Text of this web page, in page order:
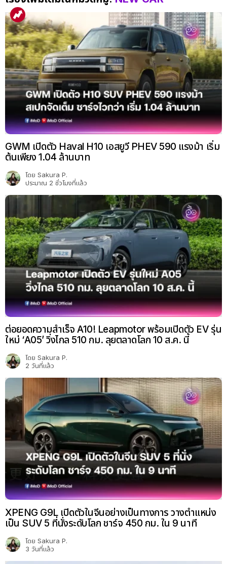
GWM เปิดตัว Haval H10 เอสยูวี PHEV 590 แรงม้า เริ่ม
ต้นเพียง 1.04 ล้านบาท
โดย Sakura P.
ประมาณ 2 ชั่วโมงที่แล้ว
ต่อยอดความสำเร็จ A10! Leapmotor พร้อมเปิดตัว EV รุ่น
ใหม่ ‘A05’ วิ่งไกล 510 กม. ลุยตลาดโลก 10 ส.ค. นี้
โดย Sakura P.
2 วันที่แล้ว
XPENG G9L เปิดตัวในจีนอย่างเป็นทางการ วางตำแหน่ง
เป็น SUV 5 ที่นั่งระดับโลก ชาร์จ 450 กม. ใน 9 นาที
โดย Sakura P.
3 วันที่แล้ว